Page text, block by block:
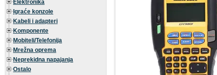
Elektronika
Igraće konzole
Kabeli i adapteri
Komponente
Mobiteli/Telefonija
Mrežna oprema
Neprekidna napajanja
Ostalo